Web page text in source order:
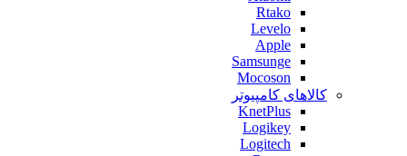
Rtako
Levelo
Apple
Samsunge
Mocoson
کالاهای کامپیوتر
KnetPlus
Logikey
Logitech